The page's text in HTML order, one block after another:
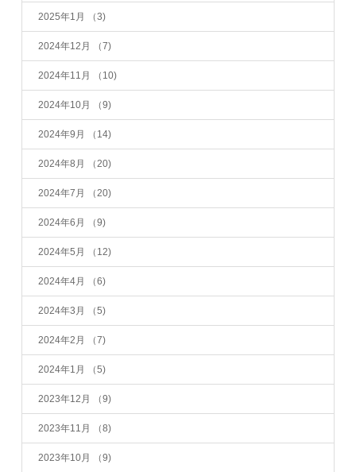
2025年1月 （3)
2024年12月 （7)
2024年11月 （10)
2024年10月 （9)
2024年9月 （14)
2024年8月 （20)
2024年7月 （20)
2024年6月 （9)
2024年5月 （12)
2024年4月 （6)
2024年3月 （5)
2024年2月 （7)
2024年1月 （5)
2023年12月 （9)
2023年11月 （8)
2023年10月 （9)